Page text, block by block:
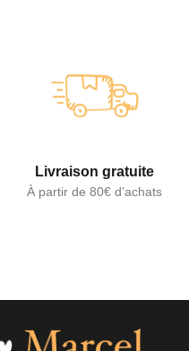
Livraison gratuite
À partir de 80€ d’achats